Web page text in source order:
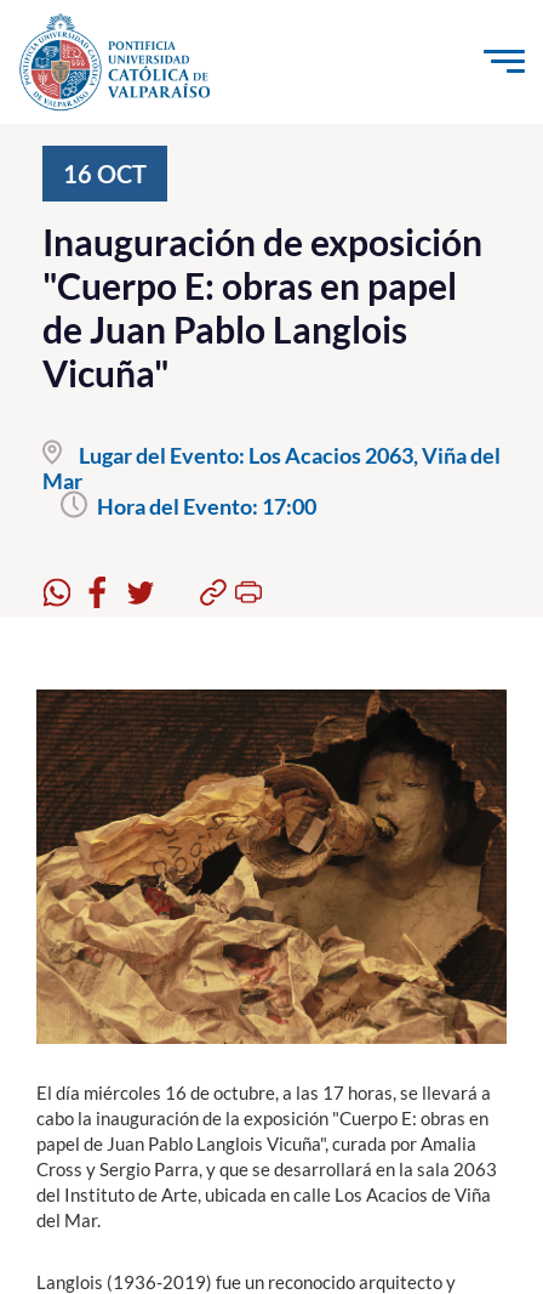
Click acá para ir directamente al contenido
Investigación, Creación e Innovación
PUCV Internacional
Vinculación con el Medio
Admisión
Pregrado
Postgrado
Estudiantes
Funcionarios
Alumni
English
16 OCT
Inauguración de exposición
"Cuerpo E: obras en papel
de Juan Pablo Langlois
Vicuña"
Lugar del Evento: Los Acacios 2063, Viña del
Mar
Hora del Evento: 17:00
El día miércoles 16 de octubre, a las 17 horas, se llevará a
cabo la inauguración de la exposición "Cuerpo E: obras en
papel de Juan Pablo Langlois Vicuña", curada por Amalia
Cross y Sergio Parra, y que se desarrollará en la sala 2063
del Instituto de Arte, ubicada en calle Los Acacios de Viña
del Mar.
Langlois (1936-2019) fue un reconocido arquitecto y